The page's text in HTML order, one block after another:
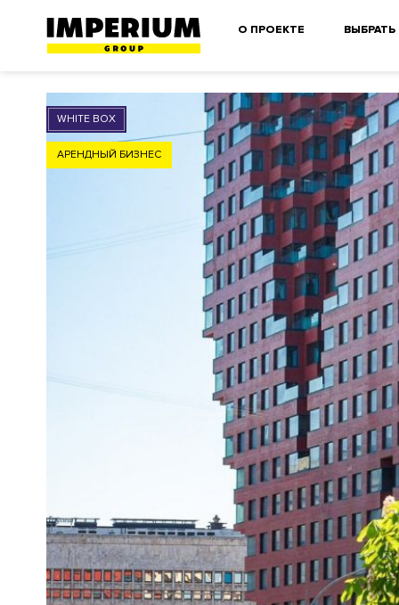
О ПРОЕКТЕ ВЫБРАТЬ
WHITE BOX
АРЕНДНЫЙ БИЗНЕС